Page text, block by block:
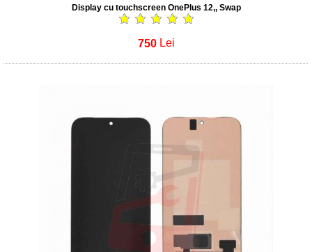
Display cu touchscreen OnePlus 12,, Swap
750 Lei